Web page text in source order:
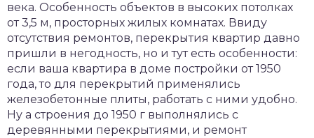
века. Особенность объектов в высоких потолках
от 3,5 м, просторных жилых комнатах. Ввиду
отсутствия ремонтов, перекрытия квартир давно
пришли в негодность, но и тут есть особенности:
если ваша квартира в доме постройки от 1950
года, то для перекрытий применялись
железобетонные плиты, работать с ними удобно.
Ну а строения до 1950 г выполнялись с
деревянными перекрытиями, и ремонт